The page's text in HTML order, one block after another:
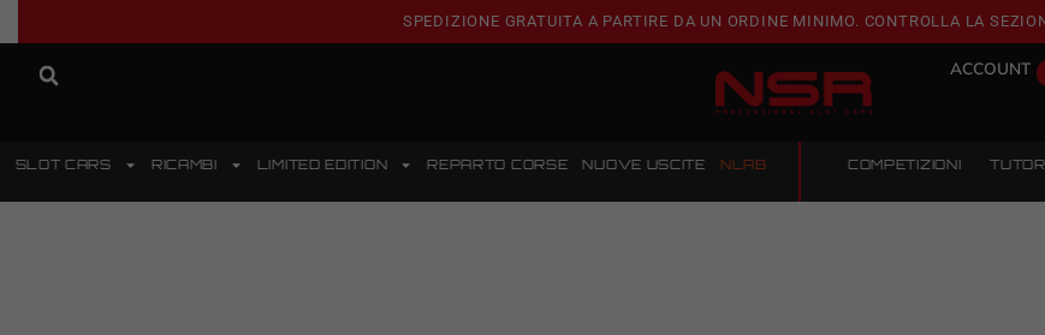
SPEDIZIONE GRATUITA A PARTIRE DA UN ORDINE MINIMO. CONTROLLA LA
ACCOUNT
SLOT CARS RICAMBI LIMITED EDITION REPARTO CORSE NUOVE USCITE NLAB COMPETIZIONI